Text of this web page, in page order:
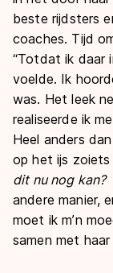
beste rijdsters
coaches. Tijd
“Totdat ik daar
voelde. Ik
was. Het leek
realiseerde ik
Heel anders
op het ijs zoiets
dit nu nog kan?
andere manier,
moet ik m’n
samen met haar